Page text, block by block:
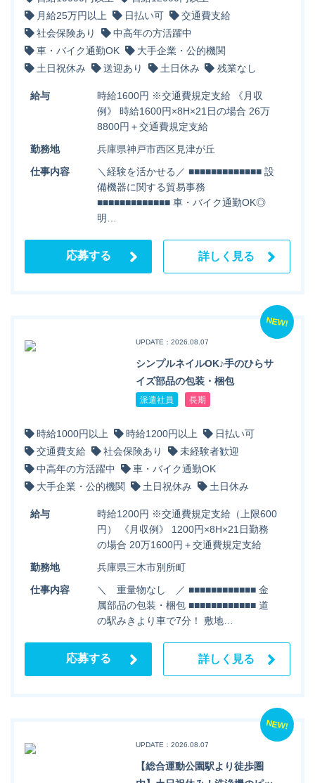
月給25万円以上
日払い可
交通費支給
社会保険あり
中高年の方活躍中
車・バイク通勤OK
大手企業・公的機関
土日祝休み
送迎あり 土日休み 残業なし
給与
時給1600円 ※交通費規定支給 《月収
例》 時給1600円×8H×21日の場合 26万
8800円＋交通費規定支給
勤務地
兵庫県神戸市西区見津が丘
仕事内容
＼経験を活かせる／ ■■■■■■■■■■■■■ 設
備機器に関する貿易事務
■■■■■■■■■■■■■ 車・バイク通勤OK◎
明…
応募する 詳しく見る
NEW!
UPDATE：2026.08.07
シンプルネイルOK♪手のひらサ
イズ部品の包装・梱包
派遣社員 長期
時給1000円以上 時給1200円以上
日払い可
交通費支給
社会保険あり
未経験者歓迎
中高年の方活躍中
車・バイク通勤OK
大手企業・公的機関
土日祝休み 土日休み
給与
時給1200円 ※交通費規定支給（上限600
円） 《月収例》 1200円×8H×21日勤務
の場合 20万1600円＋交通費規定支給
勤務地
兵庫県三木市別所町
仕事内容
＼ 重量物なし ／ ■■■■■■■■■■■■ 金
属部品の包装・梱包 ■■■■■■■■■■■■ 道
の駅みきより車で7分！ 敷地…
応募する 詳しく見る
NEW!
UPDATE：2026.08.07
【総合運動公園駅より徒歩圏